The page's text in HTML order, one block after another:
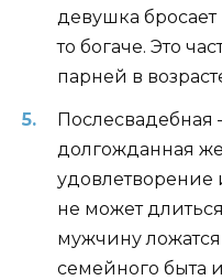
девушка бросает
то богаче. Это
парней в
Послесвадебная
долгожданная
удовлетворение
не может
мужчину
семейного быта